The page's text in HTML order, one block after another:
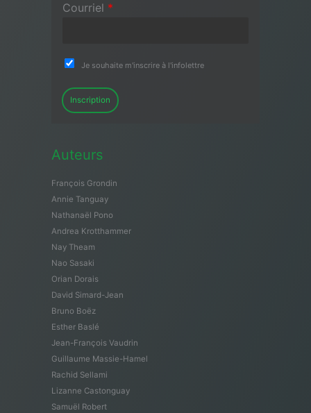
Courriel *
Je souhaite m'inscrire à l'infolettre
Inscription
Auteurs
François Grondin
Annie Tanguay
Nathanaël Pono
Andrea Krotthammer
Nay Theam
Nao Sasaki
Orian Dorais
David Simard-Jean
Bruno Boëz
Esther Baslé
Jean-François Vaudrin
Guillaume Massie-Hamel
Rachid Sellami
Lizanne Castonguay
Samuël Robert